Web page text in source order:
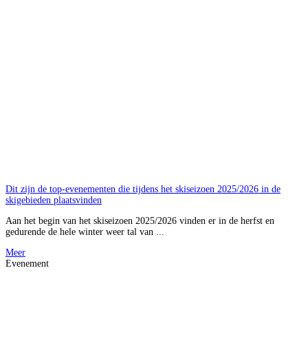
Dit zijn de top-evenementen die tijdens het skiseizoen 2025/2026 in de
skigebieden plaatsvinden
Aan het begin van het skiseizoen 2025/2026 vinden er in de herfst en
gedurende de hele winter weer tal van ...
Meer
Evenement